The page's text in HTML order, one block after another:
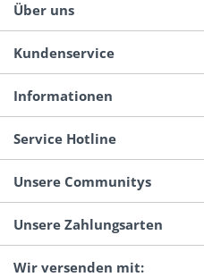
Über uns
Kundenservice
Informationen
Service Hotline
Unsere Communitys
Unsere Zahlungsarten
Wir versenden mit: